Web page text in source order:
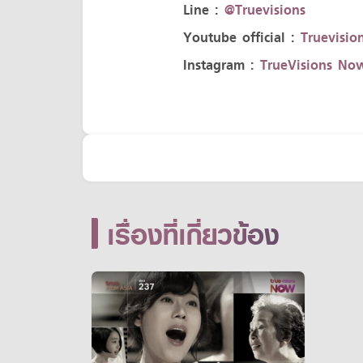
Line : @Truevisions
Youtube official :
Instagram : TrueVisions
เรื่องที่เกี่ยวข้อง